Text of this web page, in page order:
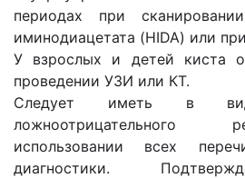
периодах при
иминодиацетата (HIDA) или
У взрослых и детей киста
проведении УЗИ или КТ.
Следует иметь в
ложноотрицательного
использовании всех
диагностики.